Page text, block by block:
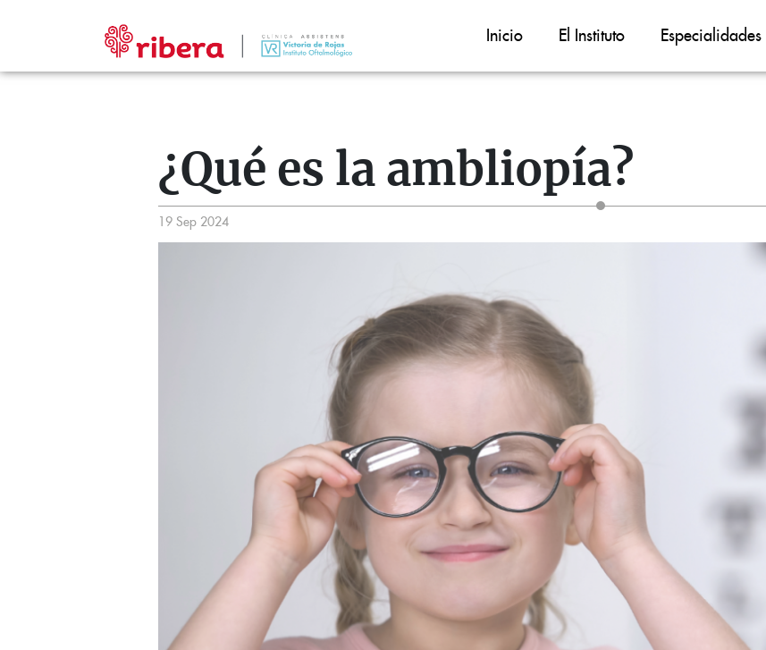
Inicio El Instituto Especialidades
¿Qué es la ambliopía?
19 Sep 2024